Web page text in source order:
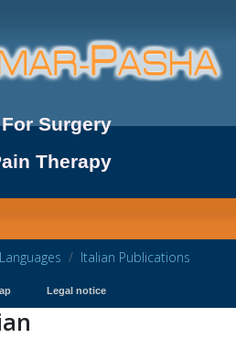
Surgery
Therapy
Italian Publications
Legal notice